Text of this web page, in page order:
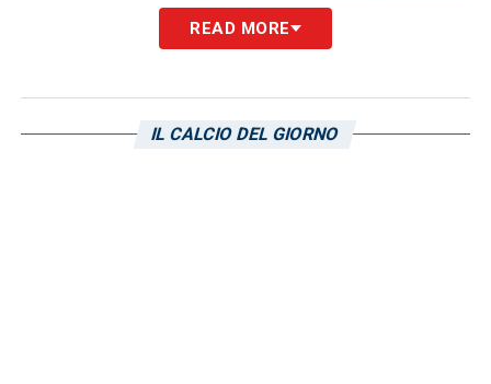
resa nota l’ufficialità! Il comunicato del club
READ MORE
IL CALCIO DEL GIORNO